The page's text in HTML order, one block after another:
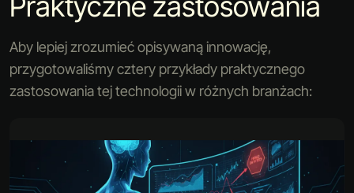
Aby lepiej zrozumieć opisywaną innowację,
przygotowaliśmy cztery przykłady praktycznego
zastosowania tej technologii w różnych branżach: